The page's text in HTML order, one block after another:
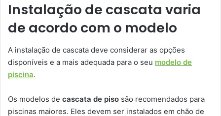
Instalação de cascata varia
de acordo com o modelo
A instalação de cascata deve considerar as opções
disponíveis e a mais adequada para o seu modelo de
piscina.
Os modelos de cascata de piso são recomendados para
piscinas maiores. Eles devem ser instalados em chão de